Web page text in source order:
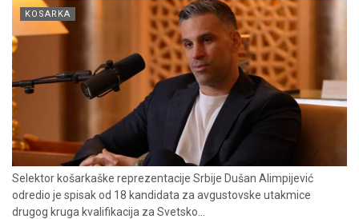
KOSARKA
Selektor košarkaške reprezentacije Srbije Dušan Alimpijević
odredio je spisak od 18 kandidata za avgustovske utakmice
drugog kruga kvalifikacija za Svetsko...